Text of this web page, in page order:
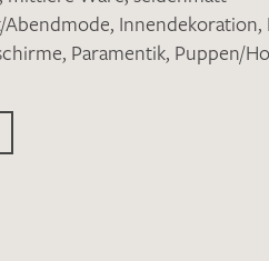
Abendmode, Innendekoration,
, Paramentik, Puppen/